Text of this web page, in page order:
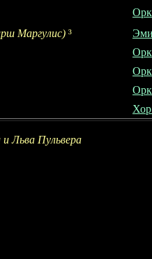
Маргулис) ³
Льва Пульвера